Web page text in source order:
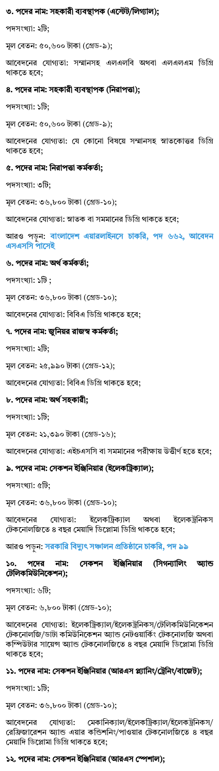
৩. পদের নাম: সহকারী ব্যবস্থাপক (এস্টেট/লিগ্যাল);
পদসংখ্যা: ২টি;
মূল বেতন: ৫০,৬০০ টাকা (গ্রেড-৯);
আবেদনের যোগ্যতা: সম্মানসহ এলএলবি অথবা এলএলএম ডিগ্রি
থাকতে হবে;
৪. পদের নাম: সহকারী ব্যবস্থাপক (নিরাপত্তা);
পদসংখ্যা: ১টি;
মূল বেতন: ৫০,৬০০ টাকা (গ্রেড-৯);
আবেদনের যোগ্যতা: যে কোনো বিষয়ে সম্মানসহ স্নাতকোত্তর ডিগ্রি
থাকতে হবে;
৫. পদের নাম: নিরাপত্তা কর্মকর্তা;
পদসংখ্যা: ৩টি;
মূল বেতন: ৩৬,৮০০ টাকা (গ্রেড-১০);
আবেদনের যোগ্যতা: স্নাতক বা সমমানের ডিগ্রি থাকতে হবে;
আরও পড়ুন:বাংলাদেশ এয়ারলাইনসে চাকরি, পদ ৬৬২, আবেদন
এসএসসি পাসেই
৬. পদের নাম: অর্থ কর্মকর্তা;
পদসংখ্যা: ১টি ;
মূল বেতন: ৩৬,৮০০ টাকা (গ্রেড-১০);
আবেদনের যোগ্যতা: বিবিএ ডিগ্রি থাকতে হবে;
৭. পদের নাম: জুনিয়র রাজস্ব কর্মকর্তা;
পদসংখ্যা: ২টি;
মূল বেতন: ২৫,৯৯০ টাকা (গ্রেড-১২);
আবেদনের যোগ্যতা: বিবিএ ডিগ্রি থাকতে হবে;
৮. পদের নাম: অর্থ সহকারী;
পদসংখ্যা: ১টি;
মূল বেতন: ২১,৩৯০ টাকা (গ্রেড-১৬);
আবেদনের যোগ্যতা: এইচএসসি বা সমমানের পরীক্ষায় উত্তীর্ণ হতে হবে;
৯. পদের নাম: সেকশন ইঞ্জিনিয়ার (ইলেকট্রিক্যাল);
পদসংখ্যা: ৫টি;
মূল বেতন: ৩৬,৮০০ টাকা (গ্রেড-১০);
আবেদনের যোগ্যতা: ইলেকট্রিক্যাল অথবা ইলেকট্রনিকস
টেকনোলজিতে ৪ বছর মেয়াদি ডিপ্লোমা ডিগ্রি থাকতে হবে;
আরও পড়ুন:সরকারি বিদ্যুৎ সঞ্চালন প্রতিষ্ঠানে চাকরি, পদ ৯৯
১০. পদের নাম: সেকশন ইঞ্জিনিয়ার (সিগন্যালিং অ্যান্ড
টেলিকমিউনিকেশন);
পদসংখ্যা: ৬টি;
মূল বেতন: ৬,৮০০ টাকা (গ্রেড-১০);
আবেদনের যোগ্যতা: ইলেকট্রিক্যাল/ইলেকট্রনিকস/টেলিকমিউনিকেশন
টেকনোলজি/ডাটা কমিউনিকেশন অ্যান্ড নেটওয়ার্কিং টেকনোলজি অথবা
কম্পিউটার সায়েন্স অ্যান্ড টেকনোলজিতে ৪ বছর মেয়াদি ডিপ্লোমা ডিগ্রি
থাকতে হবে;
১১. পদের নাম: সেকশন ইঞ্জিনিয়ার (আরএস প্ল্যানিং/ট্রেনিং/বাজেট);
পদসংখ্যা: ১টি;
মূল বেতন: ৩৬,৮০০ টাকা (গ্রেড-১০);
আবেদনের যোগ্যতা: মেকানিক্যাল/ইলেকট্রিক্যাল/ইলেকট্রনিকস/
রেফ্রিজারেশন অ্যান্ড এয়ার কন্ডিশনিং/পাওয়ার টেকনোলজিতে ৪ বছর
মেয়াদি ডিপ্লোমা ডিগ্রি থাকতে হবে;
১২. পদের নাম: সেকশন ইঞ্জিনিয়ার (আরএস স্পেশাল);